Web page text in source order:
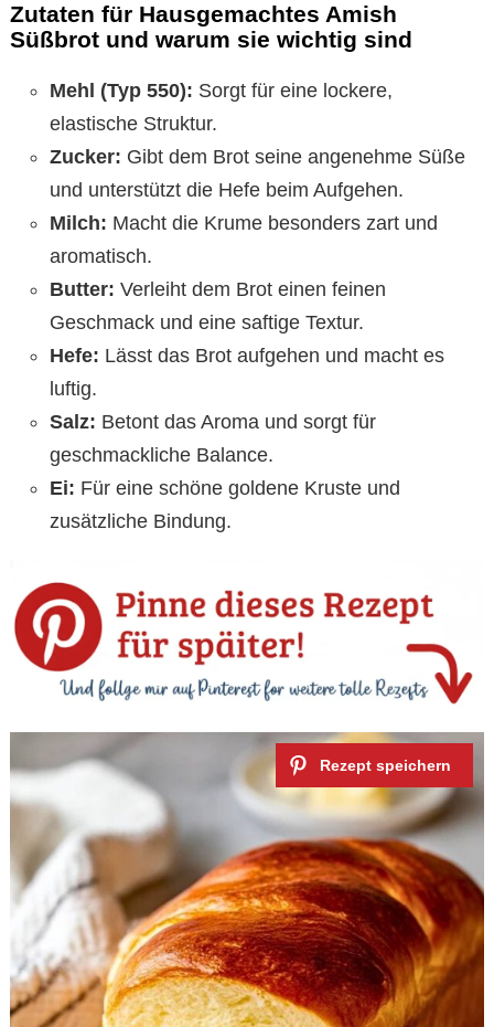
Zutaten für Hausgemachtes Amish
Süßbrot und warum sie wichtig sind
Mehl (Typ 550): Sorgt für eine lockere,
elastische Struktur.
Zucker: Gibt dem Brot seine angenehme Süße
und unterstützt die Hefe beim Aufgehen.
Milch: Macht die Krume besonders zart und
aromatisch.
Butter: Verleiht dem Brot einen feinen
Geschmack und eine saftige Textur.
Hefe: Lässt das Brot aufgehen und macht es
luftig.
Salz: Betont das Aroma und sorgt für
geschmackliche Balance.
Ei: Für eine schöne goldene Kruste und
zusätzliche Bindung.